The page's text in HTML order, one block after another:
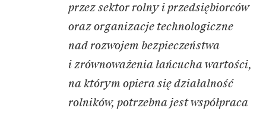
przez sektor rolny i przedsiębiorców
oraz organizacje technologiczne
nad rozwojem bezpieczeństwa
i zrównoważenia łańcucha wartości,
na którym opiera się działalność
rolników, potrzebna jest współpraca